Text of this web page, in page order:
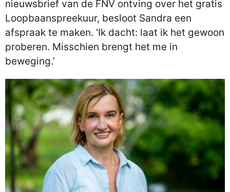
nieuwsbrief van de FNV ontving over het gratis
Loopbaanspreekuur, besloot Sandra een
afspraak te maken. ‘Ik dacht: laat ik het gewoon
proberen. Misschien brengt het me in
beweging.’